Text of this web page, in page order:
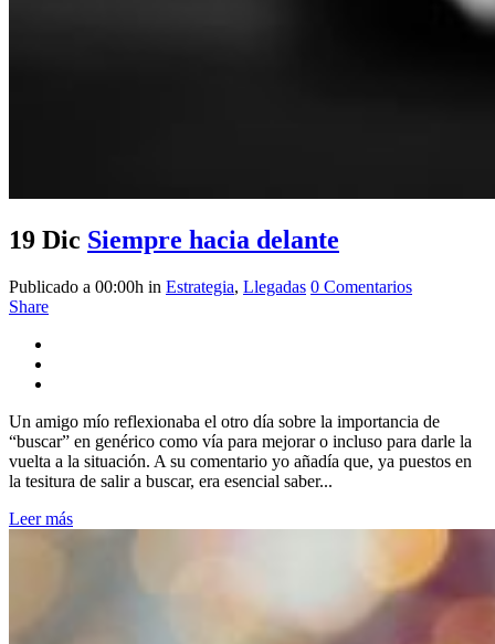
19 Dic Siempre hacia delante
Publicado a 00:00h in Estrategia, Llegadas 0 Comentarios
Share
Un amigo mío reflexionaba el otro día sobre la importancia de
“buscar” en genérico como vía para mejorar o incluso para darle la
vuelta a la situación. A su comentario yo añadía que, ya puestos en
la tesitura de salir a buscar, era esencial saber...
Leer más